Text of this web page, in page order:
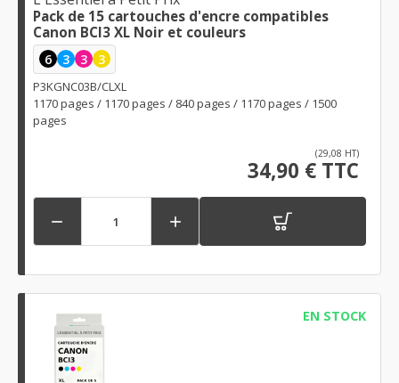
Pack de 15 cartouches d'encre compatibles
Canon BCI3 XL Noir et couleurs
6 3 3 3
P3KGNC03B/CLXL
1170 pages / 1170 pages / 840 pages / 1170 pages / 1500
pages
(29,08 HT)
34,90 € TTC
 
EN STOCK